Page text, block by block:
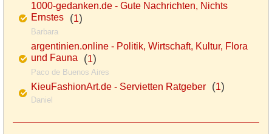
1000-gedanken.de - Gute Nachrichten, Nichts
Ernstes (1)
Barbara
argentinien.online - Politik, Wirtschaft, Kultur, Flora
und Fauna (1)
Paco de Buenos Aires
KieuFashionArt.de - Servietten Ratgeber (1)
Daniel